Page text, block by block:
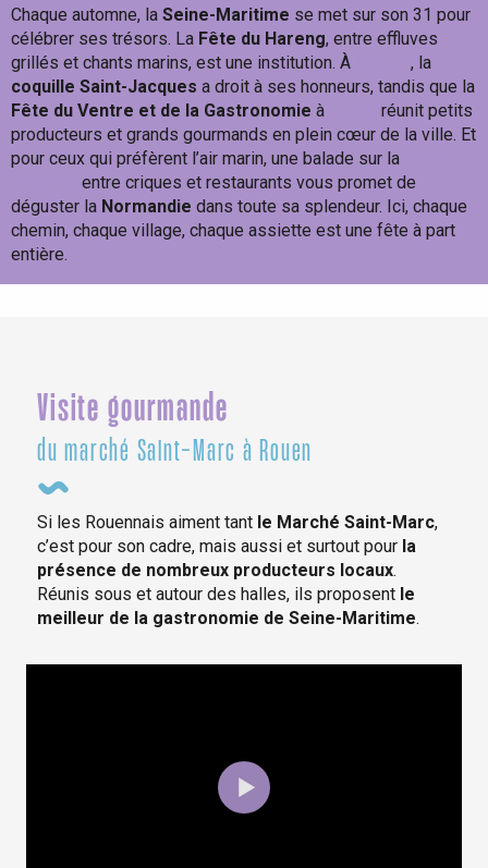
Chaque automne, la Seine-Maritime se met sur son 31 pour
célébrer ses trésors. La Fête du Hareng, entre effluves
grillés et chants marins, est une institution. À
, la
coquille Saint-Jacques a droit à ses honneurs, tandis que la
Fête du Ventre et de la Gastronomie à
réunit petits
producteurs et grands gourmands en plein cœur de la ville. Et
pour ceux qui préfèrent l’air marin, une balade sur la
entre criques et restaurants vous promet de
déguster la Normandie dans toute sa splendeur. Ici, chaque
chemin, chaque village, chaque assiette est une fête à part
entière.
Visite gourmande
du marché Saint-Marc à Rouen
Si les Rouennais aiment tant le Marché Saint-Marc,
c’est pour son cadre, mais aussi et surtout pour la
présence de nombreux producteurs locaux.
Réunis sous et autour des halles, ils proposent le
meilleur de la gastronomie de Seine-Maritime.